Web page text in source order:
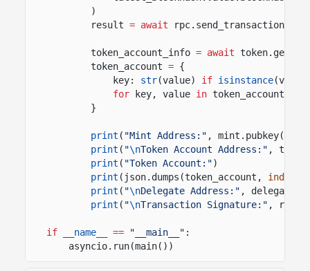
)
result = await
token_account_info = await
token_account = {
key:
str(value) if isinstance
for
key, value in
}
print ( "Mint Address:" , mint.pubkey())
print ( "\nToken Account Address:" ,
print ( "Token Account:")
print (json.dumps(token_account, indent
print ( "\nDelegate Address:" ,
print ( "\nTransaction Signature:" ,
if __name__ == "__main__" :
asyncio.run(main())